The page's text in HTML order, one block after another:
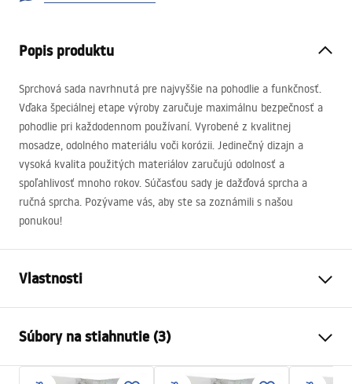
Popis produktu
Sprchová sada navrhnutá pre najvyššie na pohodlie a funkčnosť.
Vďaka špeciálnej etape výroby zaručuje maximálnu bezpečnosť a
pohodlie pri každodennom používaní. Vyrobené z kvalitnej
mosadze, odolného materiálu voči korózii. Jedinečný dizajn a
vysoká kvalita použitých materiálov zaručujú odolnosť a
spoľahlivosť mnoho rokov. Súčasťou sady je dažďová sprcha a
ručná sprcha. Pozývame vás, aby ste sa zoznámili s našou
ponukou!
Vlastnosti
Materiál
Typ batérie
Páková
Súbory na stiahnutie (3)